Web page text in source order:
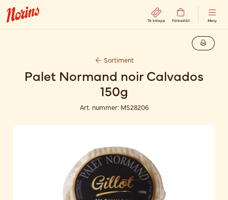
Ta kölapp Förbeställ Meny
Sortiment
Palet Normand noir Calvados
150g
Art. nummer: MS28206